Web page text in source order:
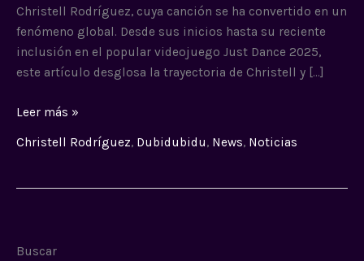
Christell Rodríguez, cuya canción se ha convertido en un
fenómeno global. Desde sus inicios hasta su reciente
inclusión en el popular videojuego Just Dance 2025,
este artículo desglosa la trayectoria de Christell y […]
Leer más »
Christell Rodríguez, Dubidubidu, News, Noticias
Buscar